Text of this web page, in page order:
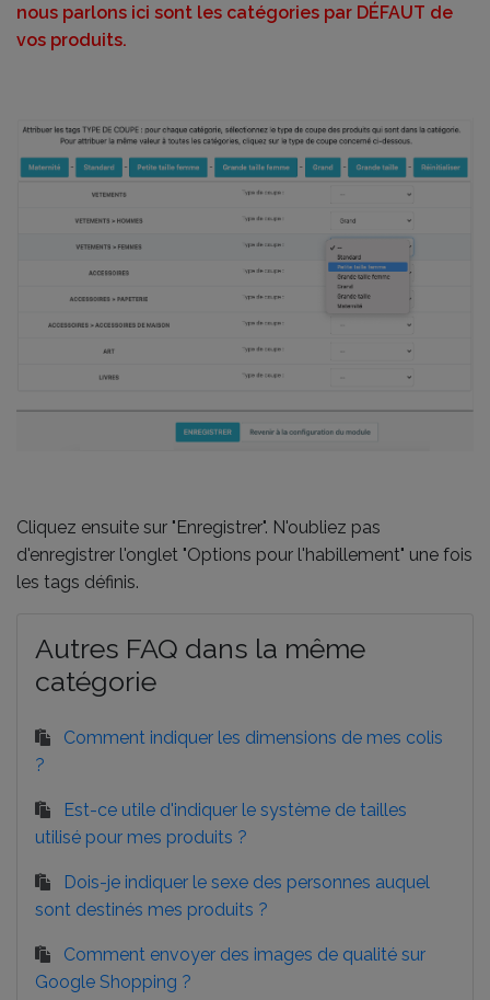
nous parlons ici sont les catégories par DÉFAUT de
vos produits.
Cliquez ensuite sur "Enregistrer". N'oubliez pas
d'enregistrer l'onglet "Options pour l'habillement" une fois
les tags définis.
Autres FAQ dans la même
catégorie
Comment indiquer les dimensions de mes colis
?
Est-ce utile d'indiquer le système de tailles
utilisé pour mes produits ?
Dois-je indiquer le sexe des personnes auquel
sont destinés mes produits ?
Comment envoyer des images de qualité sur
Google Shopping ?